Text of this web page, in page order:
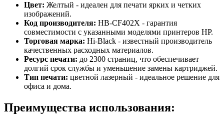
Цвет: Желтый - идеален для печати ярких и четких
изображений.
Код производителя: HB-CF402X - гарантия
совместимости с указанными моделями принтеров HP.
Торговая марка: Hi-Black - известный производитель
качественных расходных материалов.
Ресурс печати: до 2300 страниц, что обеспечивает
долгий срок службы и уменьшение замены картриджей.
Тип печати: цветной лазерный - идеальное решение для
офиса и дома.
Преимущества использования: